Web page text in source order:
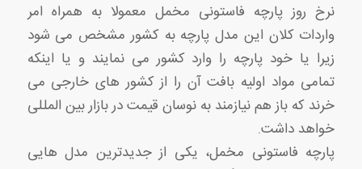
نرخ روز پارچه فاستونی مخمل معمولا به همراه امر
واردات کلان این مدل پارچه به کشور مشخص می شود
زیرا یا خود پارچه را وارد کشور می نمایند و یا اینکه
تمامی مواد اولیه بافت آن را از کشور های خارجی می
خرند که باز هم نیازمند به نوسان قیمت در بازار بین المللی
خواهد داشت.
پارچه فاستونی مخمل، یکی از جدیدترین مدل هایی